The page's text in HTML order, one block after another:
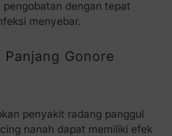
dengan tepat
menyebar.
Gonore
penyakit radang panggul
nanah dapat memiliki efek